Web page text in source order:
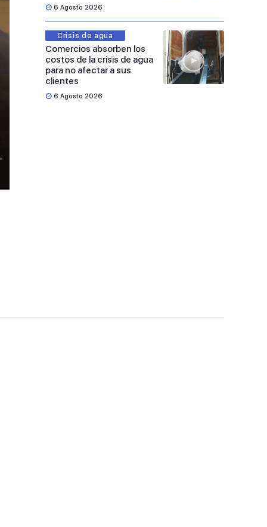
6 Agosto 2026
Crisis de agua
Comercios absorben los
costos de la crisis de agua
para no afectar a sus
clientes
6 Agosto 2026